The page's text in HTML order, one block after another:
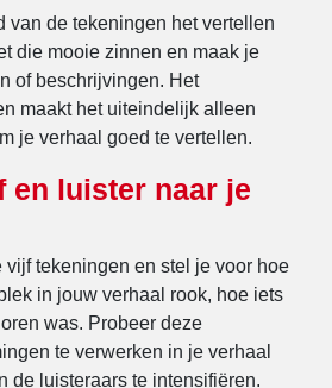
van de tekeningen het vertellen
die mooie zinnen en maak je
of beschrijvingen. Het
maakt het uiteindelijk alleen
je verhaal goed te vertellen.
en luister naar je
vijf tekeningen en stel je voor hoe
in jouw verhaal rook, hoe iets
was. Probeer deze
te verwerken in je verhaal
de luisteraars te intensifiëren.